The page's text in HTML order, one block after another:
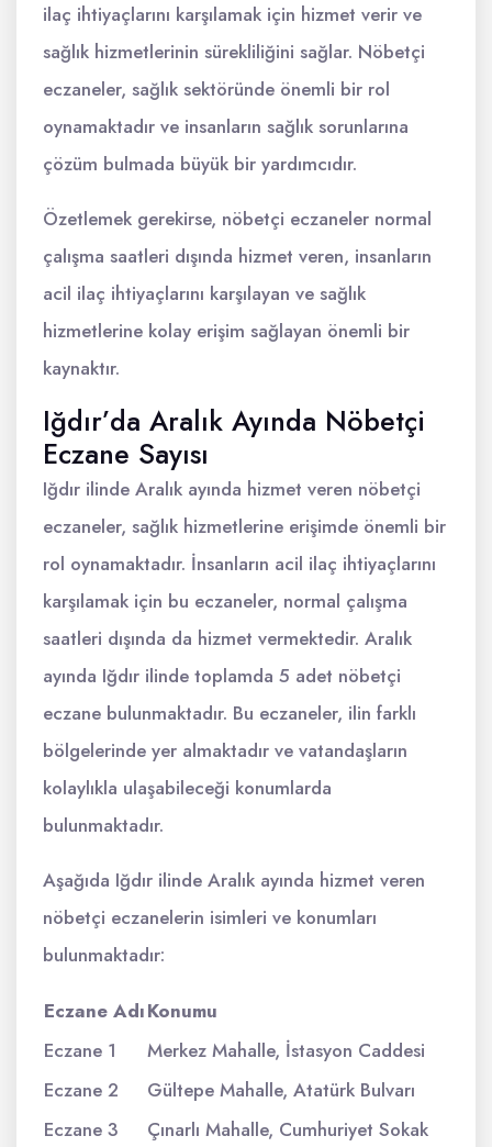
ilaç ihtiyaçlarını karşılamak için hizmet verir ve
sağlık hizmetlerinin sürekliliğini sağlar. Nöbetçi
eczaneler, sağlık sektöründe önemli bir rol
oynamaktadır ve insanların sağlık sorunlarına
çözüm bulmada büyük bir yardımcıdır.
Özetlemek gerekirse, nöbetçi eczaneler normal
çalışma saatleri dışında hizmet veren, insanların
acil ilaç ihtiyaçlarını karşılayan ve sağlık
hizmetlerine kolay erişim sağlayan önemli bir
kaynaktır.
Iğdır’da Aralık Ayında Nöbetçi
Eczane Sayısı
Iğdır ilinde Aralık ayında hizmet veren nöbetçi
eczaneler, sağlık hizmetlerine erişimde önemli bir
rol oynamaktadır. İnsanların acil ilaç ihtiyaçlarını
karşılamak için bu eczaneler, normal çalışma
saatleri dışında da hizmet vermektedir. Aralık
ayında Iğdır ilinde toplamda 5 adet nöbetçi
eczane bulunmaktadır. Bu eczaneler, ilin farklı
bölgelerinde yer almaktadır ve vatandaşların
kolaylıkla ulaşabileceği konumlarda
bulunmaktadır.
Aşağıda Iğdır ilinde Aralık ayında hizmet veren
nöbetçi eczanelerin isimleri ve konumları
bulunmaktadır:
Eczane AdıKonumu
Eczane 1
Merkez Mahalle, İstasyon Caddesi
Eczane 2
Gültepe Mahalle, Atatürk Bulvarı
Eczane 3
Çınarlı Mahalle, Cumhuriyet Sokak